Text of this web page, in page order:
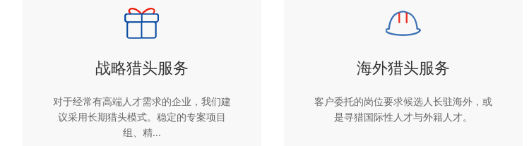
战略猎头服务
对于经常有高端人才需求的企业，我们建
议采用长期猎头模式。稳定的专案项目
组、精...
海外猎头服务
客户委托的岗位要求候选人长驻海外，或
是寻猎国际性人才与外籍人才。